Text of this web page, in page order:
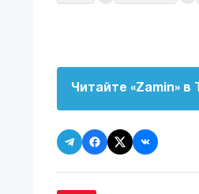
Читайте «Zamin» в